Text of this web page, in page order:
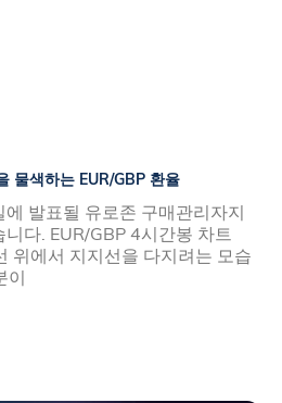
물색하는 EUR/GBP 환율
발표될 유로존 구매관리자지
다. EUR/GBP 4시간봉 차트
위에서 지지선을 다지려는 모습
이